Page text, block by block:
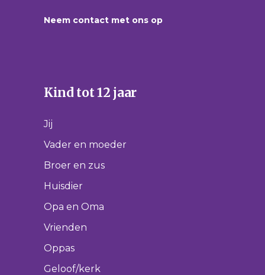
Neem contact met ons op
Kind tot 12 jaar
Jij
Vader en moeder
Broer en zus
Huisdier
Opa en Oma
Vrienden
Oppas
Geloof/kerk